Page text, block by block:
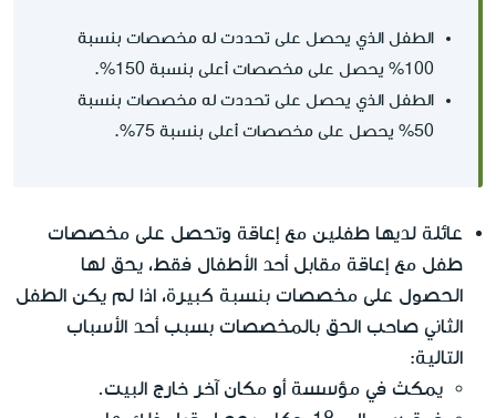
الطفل الذي يحصل على تحددت له مخصصات بنسبة
100% يحصل على مخصصات أعلى بنسبة 150%.
الطفل الذي يحصل على تحددت له مخصصات بنسبة
50% يحصل على مخصصات أعلى بنسبة 75%.
عائلة لديها طفلين مع إعاقة وتحصل على مخصصات
طفل مع إعاقة مقابل أحد الأطفال فقط، يحق لها
الحصول على مخصصات بنسبة كبيرة، اذا لم يكن الطفل
الثاني صاحب الحق بالمخصصات بسبب أحد الأسباب
التالية:
يمكث في مؤسسة أو مكان آخر خارج البيت.